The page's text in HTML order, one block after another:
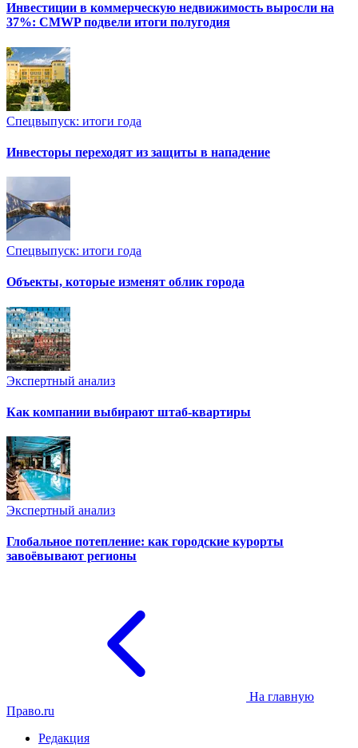
Инвестиции в коммерческую недвижимость выросли на
37%: CMWP подвели итоги полугодия
Спецвыпуск: итоги года
Инвесторы переходят из защиты в нападение
Спецвыпуск: итоги года
Объекты, которые изменят облик города
Экспертный анализ
Как компании выбирают штаб-квартиры
Экспертный анализ
Глобальное потепление: как городские курорты
завоёвывают регионы
На главную
Право.ru
Редакция